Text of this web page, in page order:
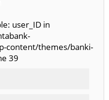
user_ID in
content/themes/banki-
39